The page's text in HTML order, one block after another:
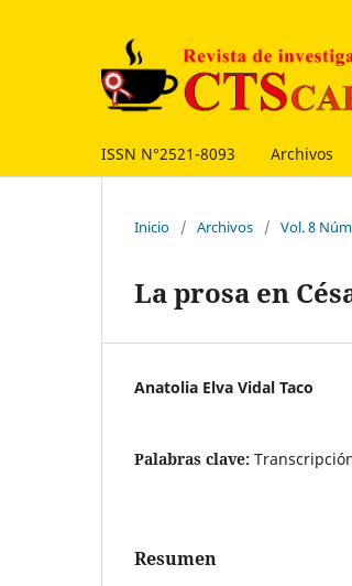
ISSN N°2521-8093 Archivos
Inicio / Archivos / Vol. 8
La prosa en
Anatolia Elva Vidal Taco
Palabras clave:
Resumen